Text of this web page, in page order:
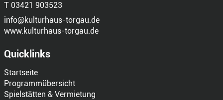
T 03421 903523
info@kulturhaus-torgau.de
www.kulturhaus-torgau.de
Quicklinks
Startseite
Programmübersicht
Spielstätten & Vermietung